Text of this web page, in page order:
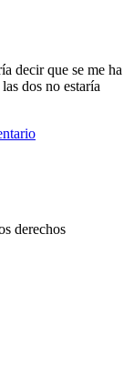
decir que se me ha
dos no estaría
derechos